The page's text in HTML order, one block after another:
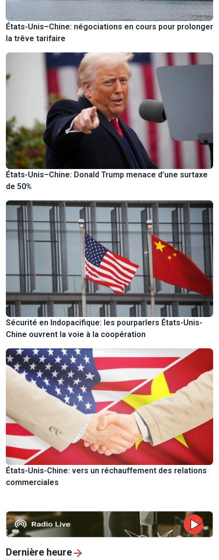
États-Unis–Chine: négociations en cours pour prolonger
la trêve tarifaire
États-Unis–Chine: Donald Trump menace d’une surtaxe
de 50%
Sécurité en Indopacifique: les pourparlers États-Unis-
Chine ouvrent la voie à la coopération
États-Unis-Chine: vers un réchauffement des relations
commerciales
Dernière heure